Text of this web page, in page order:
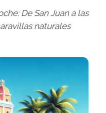
De San Juan a las
naturales